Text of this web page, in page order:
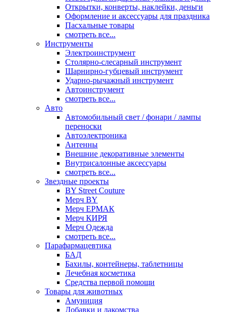
Открытки, конверты, наклейки, деньги
Оформление и аксессуары для праздника
Пасхальные товары
смотреть все...
Инструменты
Электроинструмент
Столярно-слесарный инструмент
Шарнирно-губцевый инструмент
Ударно-рычажный инструмент
Автоинструмент
смотреть все...
Авто
Автомобильный свет / фонари / лампы
переноски
Автоэлектроника
Антенны
Внешние декоративные элементы
Внутрисалонные аксессуары
смотреть все...
Звездные проекты
BY Street Couture
Мерч BY
Мерч ЕРМАК
Мерч КИРЯ
Мерч Одежда
смотреть все...
Парафармацевтика
БАД
Бахилы, контейнеры, таблетницы
Лечебная косметика
Средства первой помощи
Товары для животных
Амуниция
Добавки и лакомства